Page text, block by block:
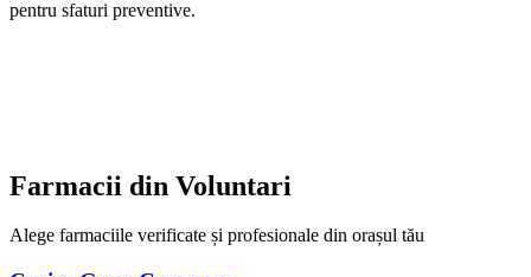
pentru sfaturi preventive.
Farmacii din Voluntari
Alege farmaciile verificate și profesionale din orașul tău